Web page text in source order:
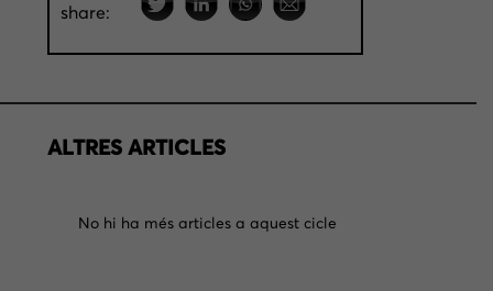
share:
ALTRES ARTICLES
No hi ha més articles a aquest cicle